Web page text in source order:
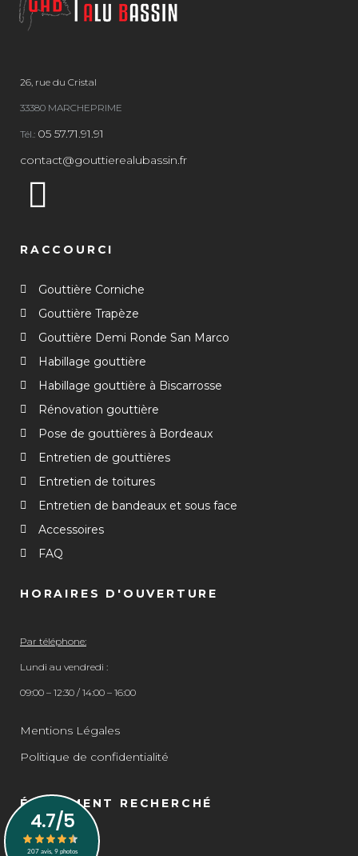
26, rue du Cristal
33380 MARCHEPRIME
Tél.: 05 57.71.91.91
contact@gouttierealubassin.fr
RACCOURCI
Gouttière Corniche
Gouttière Trapèze
Gouttière Demi Ronde San Marco
Habillage gouttière
Habillage gouttière à Biscarrosse
Rénovation gouttière
Pose de gouttières à Bordeaux
Entretien de gouttières
Entretien de toitures
Entretien de bandeaux et sous face
Accessoires
FAQ
HORAIRES D'OUVERTURE
Par téléphone:
Lundi au vendredi :
09:00 – 12:30 / 14:00 – 16:00
Mentions Légales
Politique de confidentialité
ÉGALEMENT RECHERCHÉ